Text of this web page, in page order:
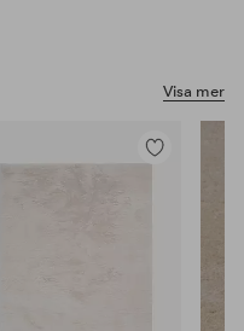
Visa mer
Lägg